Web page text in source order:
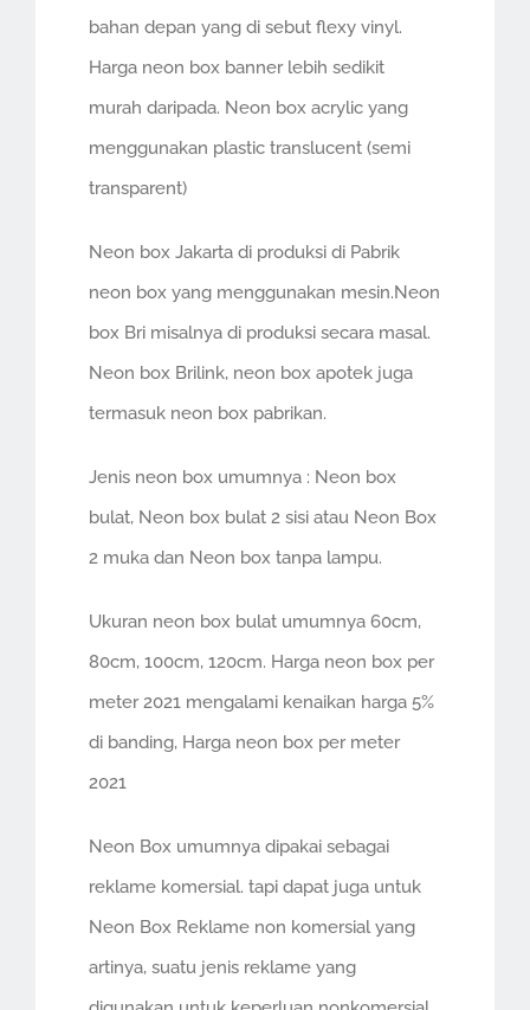
bahan depan yang di sebut flexy vinyl.
Harga neon box banner lebih sedikit
murah daripada. Neon box acrylic yang
menggunakan plastic translucent (semi
transparent)
Neon box Jakarta di produksi di Pabrik
neon box yang menggunakan mesin.Neon
box Bri misalnya di produksi secara masal.
Neon box Brilink, neon box apotek juga
termasuk neon box pabrikan.
Jenis neon box umumnya : Neon box
bulat, Neon box bulat 2 sisi atau Neon Box
2 muka dan Neon box tanpa lampu.
Ukuran neon box bulat umumnya 60cm,
80cm, 100cm, 120cm. Harga neon box per
meter 2021 mengalami kenaikan harga 5%
di banding, Harga neon box per meter
2021
Neon Box umumnya dipakai sebagai
reklame komersial. tapi dapat juga untuk
Neon Box Reklame non komersial yang
artinya, suatu jenis reklame yang